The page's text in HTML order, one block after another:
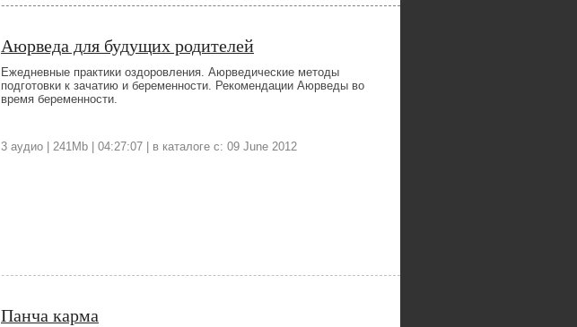
Аюрведа для будущих родителей
Ежедневные практики оздоровления. Аюрведические методы
подготовки к зачатию и беременности. Рекомендации Аюрведы во
время беременности.
3 аудио | 241Mb | 04:27:07 | в каталоге с: 09 June 2012
Панча карма